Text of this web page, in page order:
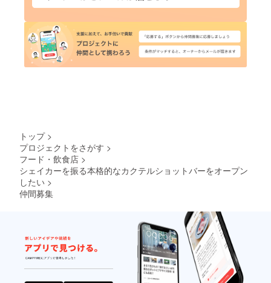
トップ >
プロジェクトをさがす >
フード・飲食店 >
シェイカーを振る本格的なカクテルショットバーをオープン
したい >
仲間募集